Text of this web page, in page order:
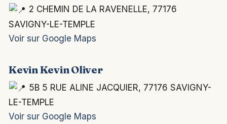
2 CHEMIN DE LA RAVENELLE, 77176
SAVIGNY-LE-TEMPLE
Voir sur Google Maps
Kevin Kevin Oliver
5B 5 RUE ALINE JACQUIER, 77176 SAVIGNY-
LE-TEMPLE
Voir sur Google Maps